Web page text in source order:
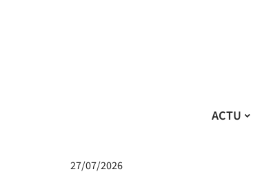
ACTU
27/07/2026